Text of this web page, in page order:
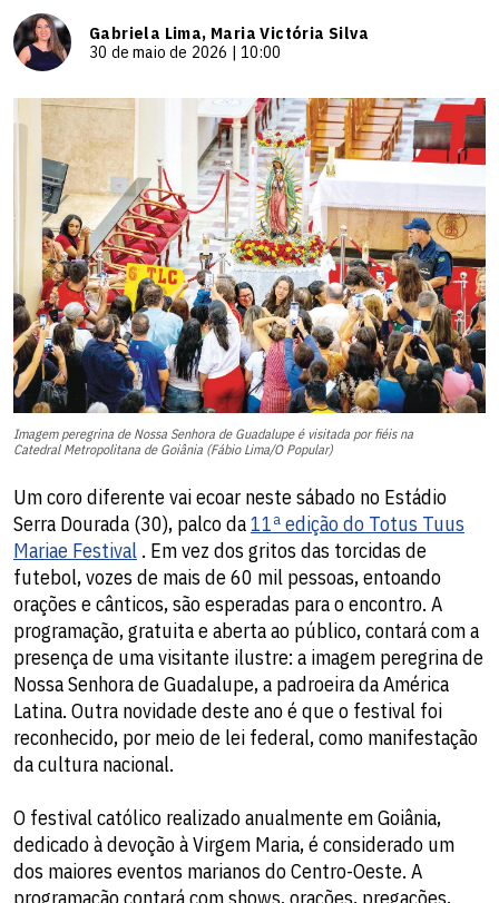
Gabriela Lima, Maria Victória Silva
30 de maio de 2026 | 10:00
Imagem peregrina de Nossa Senhora de Guadalupe é visitada por fiéis na
Catedral Metropolitana de Goiânia (Fábio Lima/O Popular)
Um coro diferente vai ecoar neste sábado no Estádio
Serra Dourada (30), palco da11ª edição do Totus Tuus
Mariae Festival . Em vez dos gritos das torcidas de
futebol, vozes de mais de 60 mil pessoas, entoando
orações e cânticos, são esperadas para o encontro. A
programação, gratuita e aberta ao público, contará com a
presença de uma visitante ilustre: a imagem peregrina de
Nossa Senhora de Guadalupe, a padroeira da América
Latina. Outra novidade deste ano é que o festival foi
reconhecido, por meio de lei federal, como manifestação
da cultura nacional.
O festival católico realizado anualmente em Goiânia,
dedicado à devoção à Virgem Maria, é considerado um
dos maiores eventos marianos do Centro-Oeste. A
programação contará com shows, orações, pregações,